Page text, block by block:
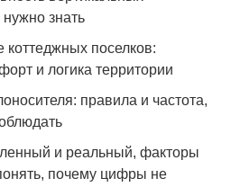
знать
коттеджных поселков:
и логика территории
правила и частота,
и реальный, факторы
почему цифры не